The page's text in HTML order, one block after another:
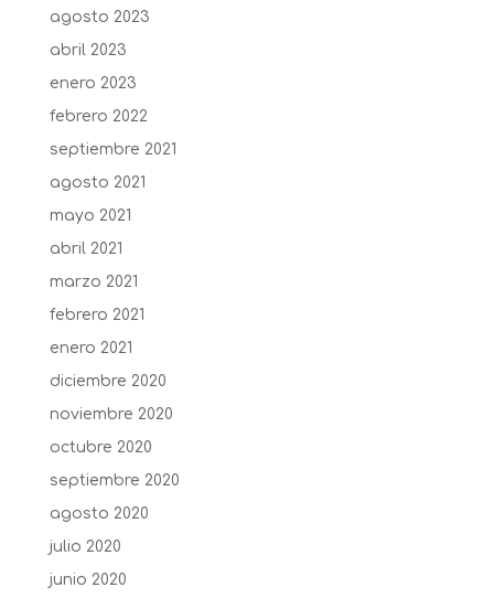
agosto 2023
abril 2023
enero 2023
febrero 2022
septiembre 2021
agosto 2021
mayo 2021
abril 2021
marzo 2021
febrero 2021
enero 2021
diciembre 2020
noviembre 2020
octubre 2020
septiembre 2020
agosto 2020
julio 2020
junio 2020